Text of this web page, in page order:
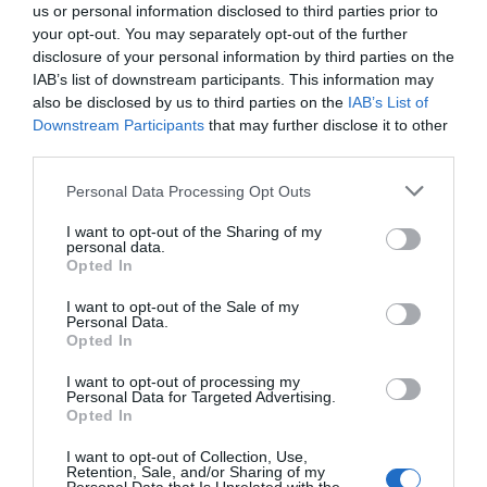
us or personal information disclosed to third parties prior to
your opt-out. You may separately opt-out of the further
disclosure of your personal information by third parties on the
IAB’s list of downstream participants. This information may
also be disclosed by us to third parties on the IAB’s List of
Downstream Participants that may further disclose it to other
Personal Data Processing Opt Outs
I want to opt-out of the Sharing of my
personal data.
Opted In
I want to opt-out of the Sale of my
Personal Data.
Opted In
I want to opt-out of processing my
Personal Data for Targeted Advertising.
Opted In
I want to opt-out of Collection, Use,
Retention, Sale, and/or Sharing of my
y que, igualmente, tienen menos de 1.000 habitantes?
La diferencia entre unas y otras es que aquellas son
farmacias que ya existen en la actualidad y que el actual
titular no puede dejar para tomar posesión de la nueva
que se le ha adjudicado hasta que otro compañero no
ocupe su lugar en la farmacia rural; y estas son
farmacias de nueva creación que, digo yo, que si se
entendió que había que garantizar la atención
farmacéutica de la zona, pero
ahora a concurso para garantizar la asistencia en estos
núcleos?
Además de regular las oficinas de farmacia rurales no
adjudicadas, el Real Decreto 3/2014 viene a introducir
dos importantes modificaciones a la Ley de Farmacia de
pronunciamientos judiciales que han obligado a la